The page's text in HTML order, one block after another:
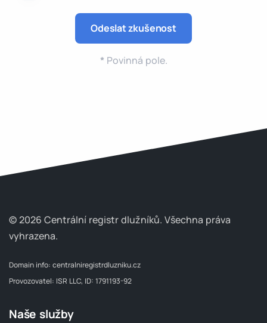
* Povinná pole.
© 2026 Centrální registr dlužníků. Všechna práva
vyhrazena.
Domain info: centralniregistrdluzniku.cz
Provozovatel: ISR LLC, ID: 1791193-92
Naše služby